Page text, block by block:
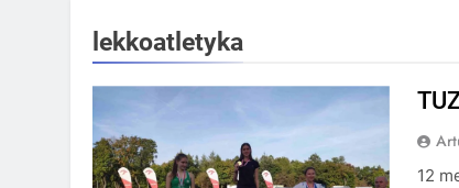
lekkoatletyka
12